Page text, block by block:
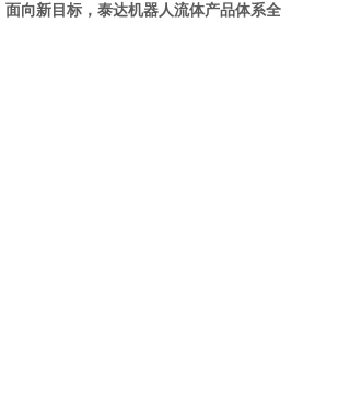
面向新目标，泰达机器人流体产品体系全